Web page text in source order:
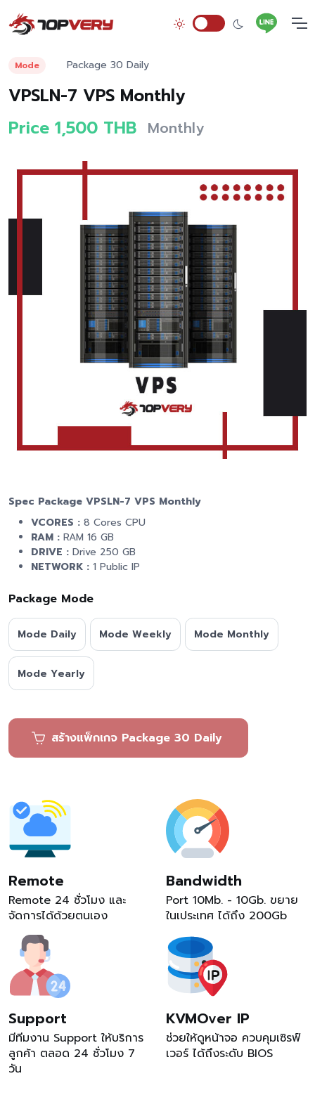
Mode Package 30 Daily
VPSLN-7 VPS Monthly
Price 1,500 THB Monthly
Spec Package VPSLN-7 VPS Monthly
VCORES : 8 Cores CPU
RAM : RAM 16 GB
DRIVE : Drive 250 GB
NETWORK : 1 Public IP
Package Mode
Mode Daily Mode Weekly Mode Monthly
Mode Yearly
สร้างแพ็กเกจ Package 30 Daily
Remote
Remote 24 ชั่วโมง และ
จัดการได้ด้วยตนเอง
Bandwidth
Port 10Mb. - 10Gb. ขยาย
ในเประเทศ ได้ถึง 200Gb
Support
มีทีมงาน Support ให้บริการ
ลูกค้า ตลอด 24 ชั่วโมง 7
วัน
KVMOver IP
ช่วยให้ดูหน้าจอ ควบคุมเซิรฟ์
เวอร์ ได้ถึงระดับ BIOS